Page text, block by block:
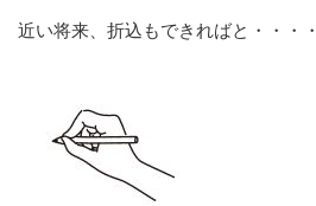
近い将来、折込もできればと・・・